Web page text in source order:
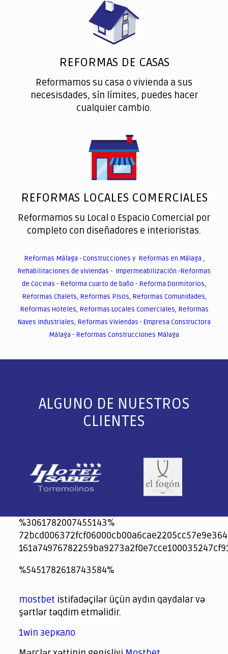
REFORMAS DE CASAS
Reformamos su casa o vivienda a sus
necesisdades, sín límites, puedes hacer
cualquier cambio.
REFORMAS LOCALES COMERCIALES
Reformamos su Local o Espacio Comercial por
completo con diseñadores e interioristas.
Reformas Málaga -Construcciones y Reformas en Málaga ,
Rehabilitaciones de viviendas - Impermeabilización -Reformas
de Cocinas - Reforma cuarto de baño - Reforma Dormitorios,
Reformas Chalets, Reformas Pisos, Reformas Comunidades,
Reformas Hoteles, Reformas Locales Comerciales, Reformas
Naves Industriales, Reformas Viviendas -Empresa Constructora
Málaga - Reformas Construcciones Málaga
ALGUNO DE NUESTROS
CLIENTES
%3061782007455143%
jeetcity
1xbet
jeet city casino
%5451782618743584%
spintiger
Avabet
Spinrise
Crown Green
Crowngreen casino login
슈가 러쉬1000 슬롯
crazy time casino online
1xcasinozambia.com
codingworldnews.com
parimatch.kr
winorio
winorio casino
winorio
mostbet istifadəçilər üçün aydın qaydalar və
şərtlər təqdim etməlidir.
1win зеркало